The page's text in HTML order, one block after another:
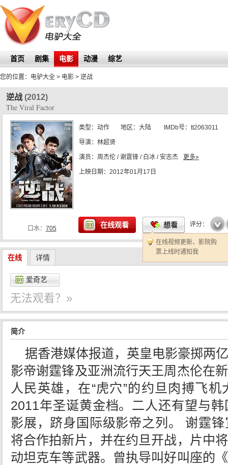
首页 剧集 电影 动漫 综艺
您的位置： 电驴大全 > 电影 > 逆战
逆战(2012)
The Viral Factor
类型： 动作 地区： 大陆 IMDb号： tt2063011
导演： 林超贤
演员： 周杰伦 / 谢霆锋 / 白冰 / 安志杰 更多»
上映日期： 2012年01月17日
口水： 705 在线观看 想看
在线视频更新、影院购
票上线时通知我
评分：
☆ ☆ ☆ ☆ ☆
在线 详情
爱奇艺
无法观看？»
简介
据香港媒体报道，英皇电影豪掷两
影帝谢霆锋及亚洲流行天王周杰伦在
人民英雄，在“虎穴”的约旦肉搏飞
2011年圣诞黄金档。二人还有望与
影展，跻身国际级影帝之列。 谢霆
将合作拍新片，并在约旦开战，片中
动坦克车等武器。曾执导叫好叫座的